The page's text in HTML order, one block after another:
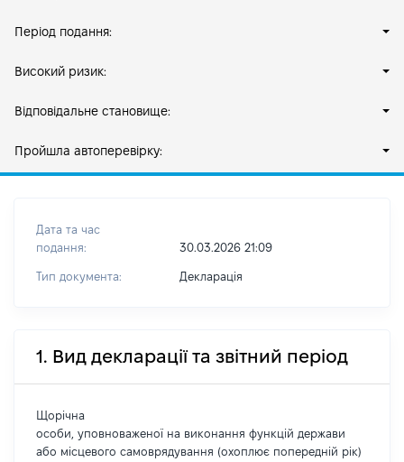
Період подання:
Високий ризик:
Відповідальне становище:
Пройшла автоперевірку:
Дата та час
подання:
30.03.2026 21:09
Тип документа: Декларація
1. Вид декларації та звітний період
Щорічна
особи, уповноваженої на виконання функцій держави
або місцевого самоврядування (охоплює попередній рік)